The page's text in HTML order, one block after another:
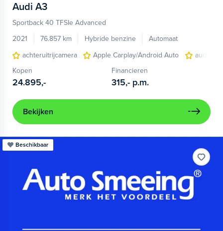
Audi A3
Sportback 40 TFSIe Advanced
2021
76.857 km Hybride benzine
Automaat
achteruitrijcamera
Apple Carplay/Android Auto
audio
Kopen
24.895,-
Financieren
315,- p.m.
Bekijken
Beschikbaar